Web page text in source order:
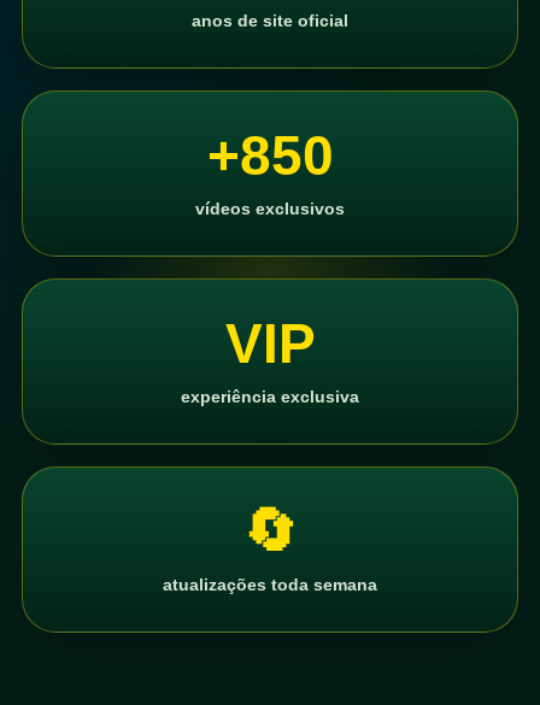
anos de site oficial
+850
vídeos exclusivos
VIP
experiência exclusiva
🔄
atualizações toda semana